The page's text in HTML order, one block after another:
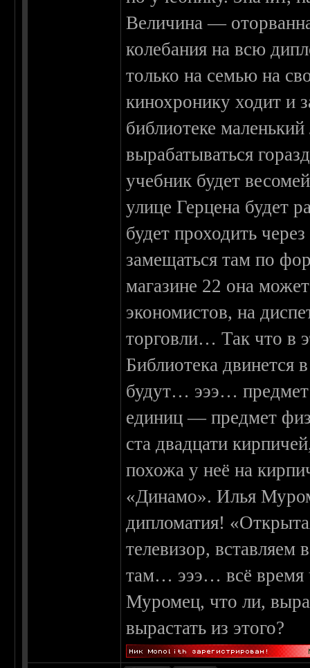
Величина —
колебания на всю
только на семью на
кинохронику ходит и
библиотеке
вырабатываться
учебник будет
улице Герцена будет
будет проходить
замещаться там по
магазине 22 она
экономистов, на
торговли… Так что в
Библиотека двинется
будут… эээ… предмет
единиц — предмет
ста двадцати
похожа у неё на
«Динамо». Илья
дипломатия!
телевизор,
там… эээ… всё время
Муромец, что ли,
вырастать из этого?